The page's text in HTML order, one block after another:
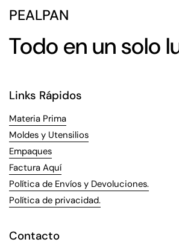
PEALPAN
Todo en un solo
Links Rápidos
Materia Prima
Moldes y Utensilios
Empaques
Factura Aquí
Política de Envíos y Devoluciones.
Política de privacidad.
Contacto